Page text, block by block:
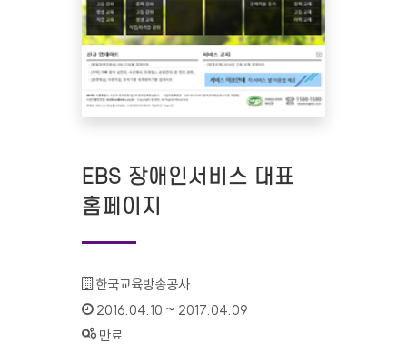
EBS 장애인서비스 대표
홈페이지
기관명 :
한국교육방송공사
인증기간 :
2016.04.10 ~ 2017.04.09
상태 :
만료